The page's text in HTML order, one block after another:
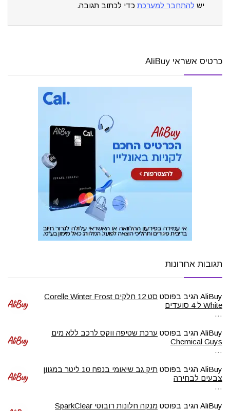
יש להתחבר למערכת כדי לכתוב תגובה.
כרטיס אשראי AliBuy
תגובות אחרונות
AliBuy הגיב בפוסט
סט 12 חלקים Corelle Winter Frost
White ל 4 סועדים
…
AliBuy הגיב בפוסט ערכת שטיפה ווקס לרכב ללא מים
Chemical Guys
…
AliBuy הגיב בפוסט
תיק גב שיאומי בנפח 10 ליטר במגוון
צבעים לבחירה
…
AliBuy הגיב בפוסט
מנקה חלונות רובוטי SparkClear